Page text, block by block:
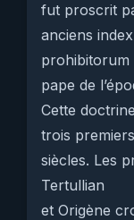
fut proscrit
anciens
prohibitorum
pape de
Cette
trois premiers
siècles. Les
Tertullian
et Origène